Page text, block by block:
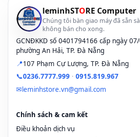
i5/16GB/256–512GB; Dell Latitude
Mỏng nhẹ đi lại nhiều: ASUS
MacBook Air 2017 13” (1.35kg, pin
Bảng tham khảo giá – Top lựa chọn
Cấu hình
hình
MacBook
i5-5350U
leminhSTORE Computer
Chúng tôi bàn giao máy đã sẵn
không bán cho xong.
GCNĐKKD số 0401794166 cấp ngày
phường An Hải, TP. Đà Nẵng
📍107 Phạm Cự Lượng, TP. Đà Nẵng
📞0236.7777.999 · 0915.819.967
✉leminhstore.vn@gmail.com
Chính sách & cam kết
Điều khoản dịch vụ